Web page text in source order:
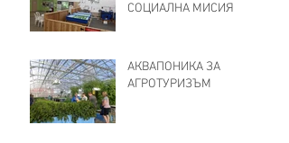
СОЦИАЛНА МИСИЯ
АКВАПОНИКА ЗА
АГРОТУРИЗЪМ